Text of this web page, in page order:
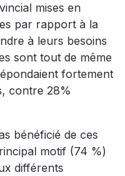
mises en
par rapport à la
à leurs besoins
sont tout de même
fortement
contre 28%
bénéficié de ces
motif (74 %)
différents